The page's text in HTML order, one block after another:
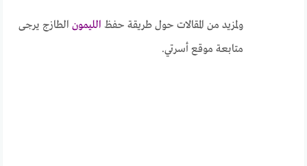
ولمزيد من المقالات حول طريقة حفظ الليمون الطازج يرجى
متابعة موقع أسرتي.